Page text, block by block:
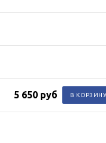
5 650 руб